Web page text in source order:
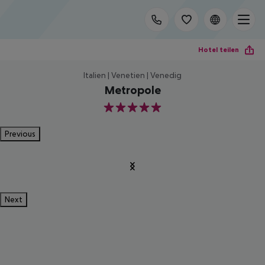
Hotel teilen
Italien | Venetien | Venedig
Metropole
5
Previous
Next